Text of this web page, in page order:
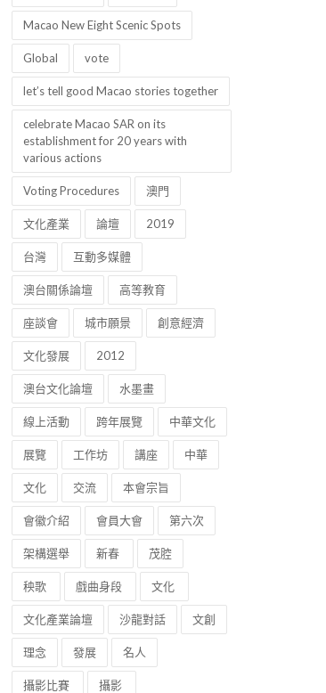
Macao New Eight Scenic Spots
Global vote
let’s tell good Macao stories together
celebrate Macao SAR on its
establishment for 20 years with
various actions
Voting Procedures 澳門
文化產業 論壇 2019
台灣 互動多媒體
澳台關係論壇 高等教育
座談會 城市願景 創意經濟
文化發展 2012
澳台文化論壇 水墨畫
線上活動 跨年展覽 中華文化
展覽 工作坊 講座 中華
文化 交流 本會宗旨
會徽介紹 會員大會 第六次
架構選舉 新春 茂腔
秧歌 戲曲身段 文化
文化產業論壇 沙龍對話 文創
理念 發展 名人
攝影比賽 攝影